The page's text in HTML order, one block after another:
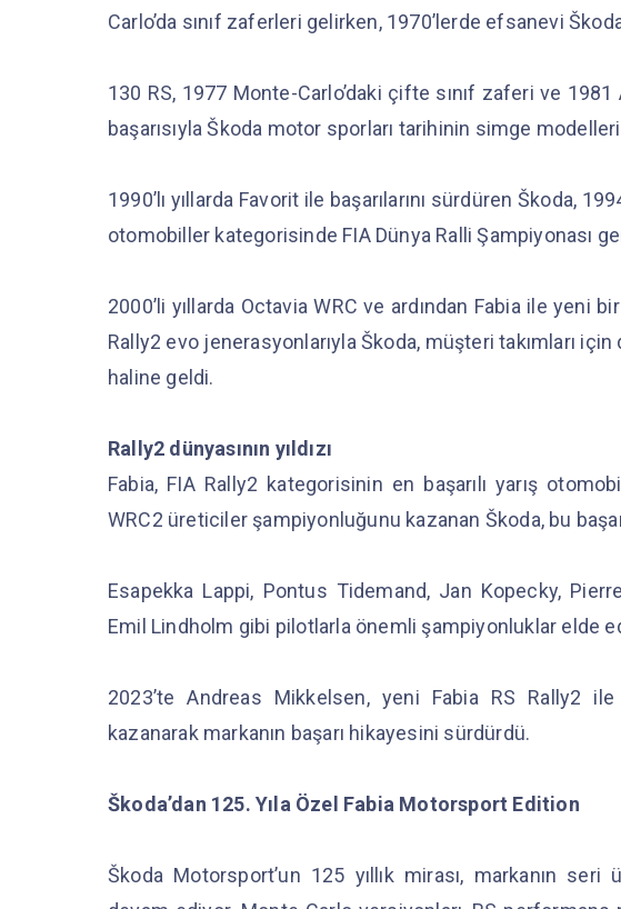
Carlo’da sınıf zaferleri gelirken, 1970’lerde efsanevi
130 RS, 1977 Monte-Carlo’daki çifte sınıf zaferi ve
başarısıyla Škoda motor sporları tarihinin simge
1990’lı yıllarda Favorit ile başarılarını sürdüren Škoda,
otomobiller kategorisinde FIA Dünya Ralli Şampiyonası
2000’li yıllarda Octavia WRC ve ardından Fabia ile yeni
Rally2 evo jenerasyonlarıyla Škoda, müşteri takımları
haline geldi.
Rally2 dünyasının yıldızı
Fabia, FIA Rally2 kategorisinin en başarılı yarış
WRC2 üreticiler şampiyonluğunu kazanan Škoda, bu
Esapekka Lappi, Pontus Tidemand, Jan Kopecky,
Emil Lindholm gibi pilotlarla önemli şampiyonluklar elde
2023’te Andreas Mikkelsen, yeni Fabia RS Rally2
kazanarak markanın başarı hikayesini sürdürdü.
Škoda’dan 125. Yıla Özel Fabia Motorsport Edition
Škoda Motorsport’un 125 yıllık mirası, markanın